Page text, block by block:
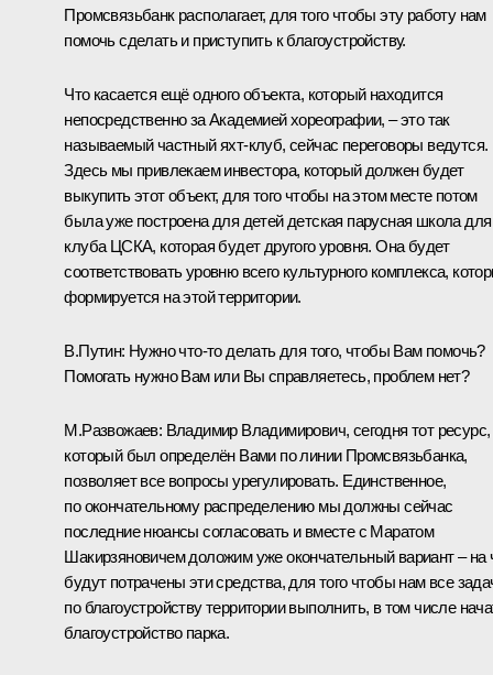
Промсвязьбанк располагает, для того чтобы эту работу нам
помочь сделать и приступить к благоустройству.
Что касается ещё одного объекта, который находится
непосредственно за Академией хореографии, – это так
называемый частный яхт-клуб, сейчас переговоры ведутся.
Здесь мы привлекаем инвестора, который должен будет
выкупить этот объект, для того чтобы на этом месте потом
была уже построена для детей детская парусная школа для
клуба ЦСКА, которая будет другого уровня. Она будет
соответствовать уровню всего культурного комплекса,
формируется на этой территории.
В.Путин: Нужно что-то делать для того, чтобы Вам помочь?
Помогать нужно Вам или Вы справляетесь, проблем нет?
М.Развожаев: Владимир Владимирович, сегодня тот ресурс,
который был определён Вами по линии Промсвязьбанка,
позволяет все вопросы урегулировать. Единственное,
по окончательному распределению мы должны сейчас
последние нюансы согласовать и вместе с Маратом
Шакирзяновичем доложим уже окончательный вариант – на
будут потрачены эти средства, для того чтобы нам все
по благоустройству территории выполнить, в том числе
благоустройство парка.